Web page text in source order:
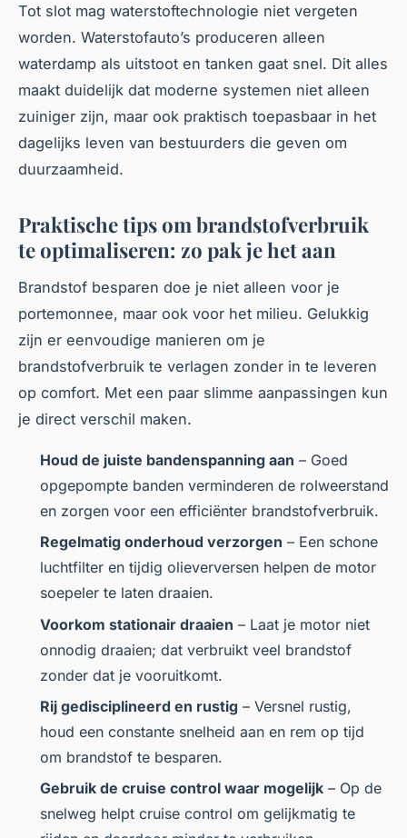
Tot slot mag waterstoftechnologie niet vergeten
worden. Waterstofauto’s produceren alleen
waterdamp als uitstoot en tanken gaat snel. Dit alles
maakt duidelijk dat moderne systemen niet alleen
zuiniger zijn, maar ook praktisch toepasbaar in het
dagelijks leven van bestuurders die geven om
duurzaamheid.
Praktische tips om brandstofverbruik
te optimaliseren: zo pak je het aan
Brandstof besparen doe je niet alleen voor je
portemonnee, maar ook voor het milieu. Gelukkig
zijn er eenvoudige manieren om je
brandstofverbruik te verlagen zonder in te leveren
op comfort. Met een paar slimme aanpassingen kun
je direct verschil maken.
Houd de juiste bandenspanning aan – Goed
opgepompte banden verminderen de rolweerstand
en zorgen voor een efficiënter brandstofverbruik.
Regelmatig onderhoud verzorgen – Een schone
luchtfilter en tijdig olieverversen helpen de motor
soepeler te laten draaien.
Voorkom stationair draaien – Laat je motor niet
onnodig draaien; dat verbruikt veel brandstof
zonder dat je vooruitkomt.
Rij gedisciplineerd en rustig – Versnel rustig,
houd een constante snelheid aan en rem op tijd
om brandstof te besparen.
Gebruik de cruise control waar mogelijk – Op de
snelweg helpt cruise control om gelijkmatig te